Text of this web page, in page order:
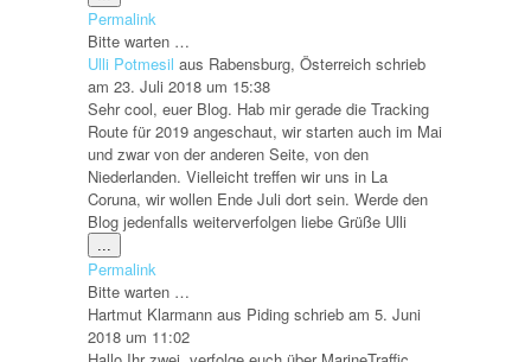
Metabox
ein-/ausblenden.
Permalink
Bitte warten …
Ulli Potmesil aus Rabensburg, Österreich schrieb
am 23. Juli 2018 um 15:38
Sehr cool, euer Blog. Hab mir gerade die Tracking
Route für 2019 angeschaut, wir starten auch im Mai
und zwar von der anderen Seite, von den
Niederlanden. Vielleicht treffen wir uns in La
Coruna, wir wollen Ende Juli dort sein. Werde den
Blog jedenfalls weiterverfolgen liebe Grüße Ulli
Metabox
ein-/ausblenden.
Permalink
Bitte warten …
Hartmut Klarmann aus Piding schrieb am 5. Juni
2018 um 11:02